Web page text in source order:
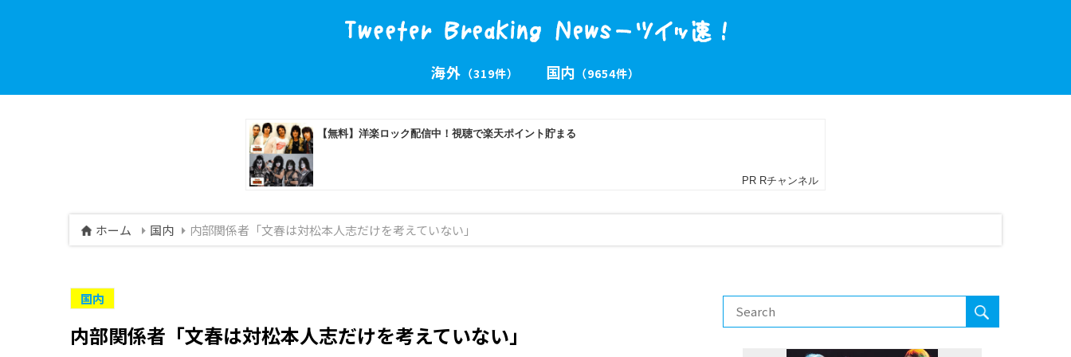
海外 （319件） 国内 （9654件）
ホーム 国内 内部関係者「文春は対松本人志だけを考えていない」
国内
内部関係者「文春は対松本人志だけを考えていない」